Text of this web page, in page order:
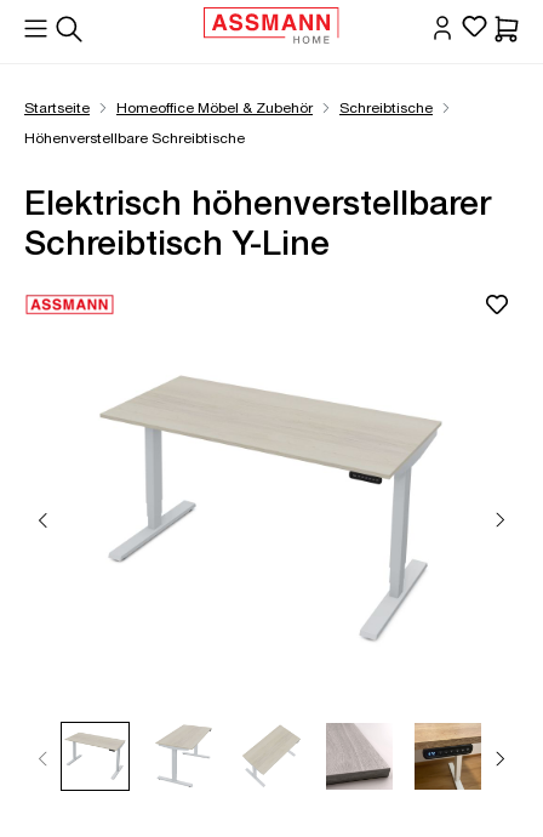
springen
Startseite Homeoffice Möbel & Zubehör
Schreibtische
Höhenverstellbare Schreibtische
Elektrisch höhenverstellbarer
Schreibtisch Y-Line